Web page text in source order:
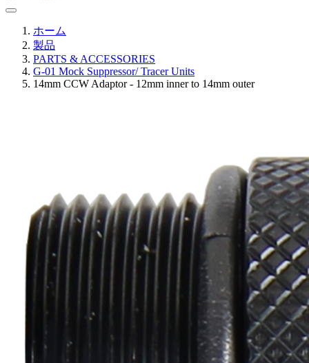
ホーム
製品
PARTS & ACCESSORIES
G-01 Mock Suppressor/ Tracer Units
14mm CCW Adaptor - 12mm inner to 14mm outer